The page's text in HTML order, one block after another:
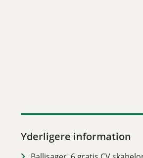
Yderligere information